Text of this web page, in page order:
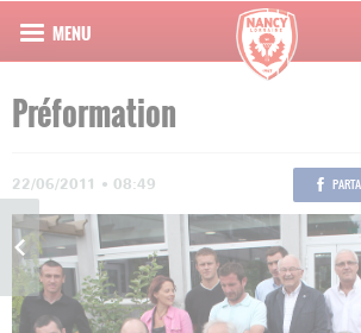
Préformation
22/06/2011 • 08:49